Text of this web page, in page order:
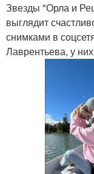
Звезды "Орла и
выглядит
снимками в
Лаврентьева, у